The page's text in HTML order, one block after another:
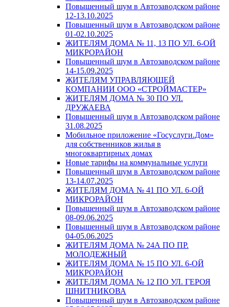
Повышенный шум в Автозаводском районе
12-13.10.2025
Повышенный шум в Автозаводском районе
01-02.10.2025
ЖИТЕЛЯМ ДОМА № 11, 13 ПО УЛ. 6-ОЙ
МИКРОРАЙОН
Повышенный шум в Автозаводском районе
14-15.09.2025
ЖИТЕЛЯМ УПРАВЛЯЮЩЕЙ
КОМПАНИИ ООО «СТРОЙМАСТЕР»
ЖИТЕЛЯМ ДОМА № 30 ПО УЛ.
ДРУЖАЕВА
Повышенный шум в Автозаводском районе
31.08.2025
Мобильное приложение «Госуслуги.Дом»
для собственников жилья в
многоквартирных домах
Новые тарифы на коммунальные услуги
Повышенный шум в Автозаводском районе
13-14.07.2025
ЖИТЕЛЯМ ДОМА № 41 ПО УЛ. 6-ОЙ
МИКРОРАЙОН
Повышенный шум в Автозаводском районе
08-09.06.2025
Повышенный шум в Автозаводском районе
04-05.06.2025
ЖИТЕЛЯМ ДОМА № 24А ПО ПР.
МОЛОДЕЖНЫЙ
ЖИТЕЛЯМ ДОМА № 15 ПО УЛ. 6-ОЙ
МИКРОРАЙОН
ЖИТЕЛЯМ ДОМА № 12 ПО УЛ. ГЕРОЯ
ШНИТНИКОВА
Повышенный шум в Автозаводском районе